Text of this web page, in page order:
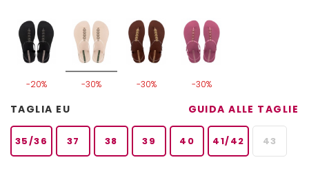
-20% -30% -30% -30%
TAGLIA EU GUIDA ALLE TAGLIE
35/36 37 38 39 40 41/42 43